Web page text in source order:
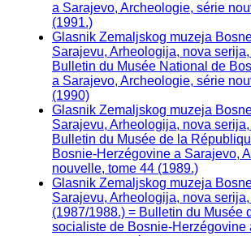
a Sarajevo, Archeologie, série
(1991.)
Glasnik Zemaljskog muzeja
Sarajevu, Arheologija, nova
Bulletin du Musée National de
a Sarajevo, Archeologie, série
(1990)
Glasnik Zemaljskog muzeja
Sarajevu, Arheologija, nova
Bulletin du Musée de la
Bosnie-Herzégovine a Sarajevo,
nouvelle, tome 44 (1989.)
Glasnik Zemaljskog muzeja
Sarajevu, Arheologija, nova
(1987/1988.) = Bulletin du Musée
socialiste de Bosnie-Herzégovine